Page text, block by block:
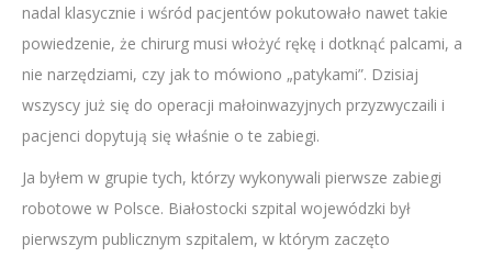
nadal klasycznie i wśród pacjentów pokutowało nawet takie
powiedzenie, że chirurg musi włożyć rękę i dotknąć palcami, a
nie narzędziami, czy jak to mówiono „patykami”. Dzisiaj
wszyscy już się do operacji małoinwazyjnych przyzwyczaili i
pacjenci dopytują się właśnie o te zabiegi.
Ja byłem w grupie tych, którzy wykonywali pierwsze zabiegi
robotowe w Polsce. Białostocki szpital wojewódzki był
pierwszym publicznym szpitalem, w którym zaczęto